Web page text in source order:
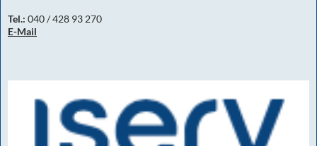
Tel.: 040 / 428 93 270
E-Mail